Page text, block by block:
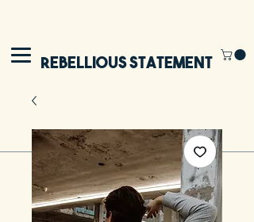
Rebellious Statement